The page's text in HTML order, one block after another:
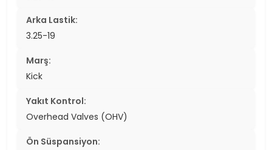
Arka Lastik:
3.25-19
Marş:
Kick
Yakıt Kontrol:
Overhead Valves (OHV)
Ön Süspansiyon: